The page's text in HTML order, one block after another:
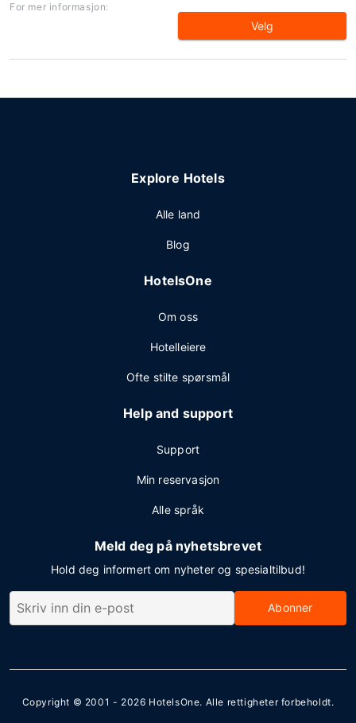
For mer informasjon:
Velg
Explore Hotels
Alle land
Blog
HotelsOne
Om oss
Hotelleiere
Ofte stilte spørsmål
Help and support
Support
Min reservasjon
Alle språk
Meld deg på nyhetsbrevet
Hold deg informert om nyheter og spesialtilbud!
Abonner
Copyright © 2001 - 2026 HotelsOne. Alle rettigheter forbeholdt.